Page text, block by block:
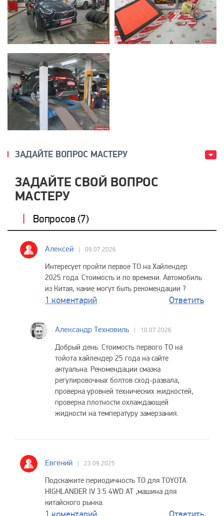
ЗАДАЙТЕ ВОПРОС МАСТЕРУ
ЗАДАЙТЕ СВОЙ ВОПРОС
МАСТЕРУ
Вопросов (7)
Алексей 09.07.2026
Интересует пройти первое ТО на Хайлендер
2025 года. Стоимость и по времени. Автомобиль
из Китая, какие могут быть рекомендации ?
1 коментарий Ответить
Александр Техновиль 10.07.2026
Добрый день. Стоимость первого ТО на
тойота хайлендер 25 года на сайте
актуальна. Рекомендации смазка
регулировочных болтов сход-развала,
проверка уровней технических жидкостей,
проверка плотности охлаждающей
жидкости на температуру замерзания.
Евгений 23.09.2025
Подскажите периодичность ТО для TOYOTA
HIGHLANDER IV 3.5 4WD AT ,машина для
китайского рынка.